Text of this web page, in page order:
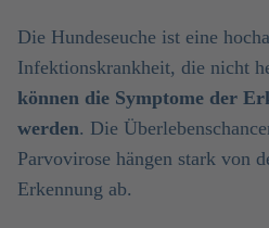
Die Hundeseuche ist eine
Infektionskrankheit, die nicht
können die Symptome der
werden. Die
Parvovirose hängen stark von
Erkennung ab.